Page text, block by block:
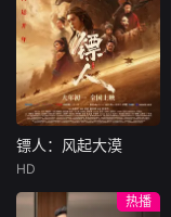
许雁真，意外与身
陷危局的融汇银行
总账姜心羽产生交
集。姜心羽遭人陷
害，只得与许雁真
结盟，彼时银行欲
将国宝名画低价卖
给外国人，许雁真
仿造名画、偷天换
镖人：风起大漠
于适
镖人：风起大漠
HD
热播